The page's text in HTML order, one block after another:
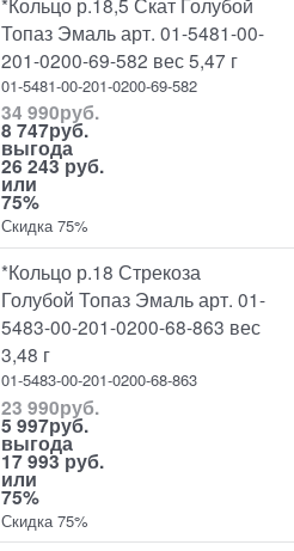
Топаз Эмаль арт. 01-5481-00-
201-0200-69-582 вес 5,47 г
01-5481-00-201-0200-69-582
34 990руб.
8 747руб.
выгода
26 243 руб.
или
75%
Скидка 75%
*Кольцо р.18 Стрекоза
Голубой Топаз Эмаль арт. 01-
5483-00-201-0200-68-863 вес
3,48 г
01-5483-00-201-0200-68-863
23 990руб.
5 997руб.
выгода
17 993 руб.
или
75%
Скидка 75%